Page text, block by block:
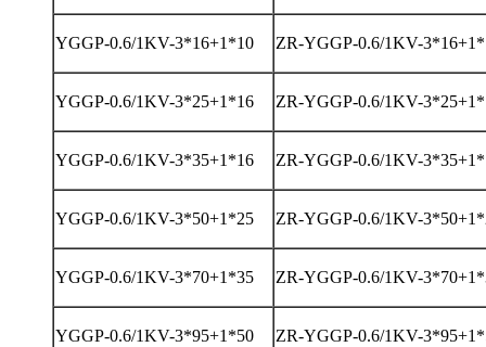
YGGP-0.6/1KV-3*16+1*10 ZR-YGGP-0.6/1KV-
YGGP-0.6/1KV-3*25+1*16 ZR-YGGP-0.6/1KV-
YGGP-0.6/1KV-3*35+1*16 ZR-YGGP-0.6/1KV-
YGGP-0.6/1KV-3*50+1*25 ZR-YGGP-0.6/1KV-
YGGP-0.6/1KV-3*70+1*35 ZR-YGGP-0.6/1KV-
YGGP-0.6/1KV-3*95+1*50 ZR-YGGP-0.6/1KV-